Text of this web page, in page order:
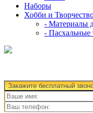
Наборы
Хобби и
- Материалы
- Пасхальные
Закажите бесплатный